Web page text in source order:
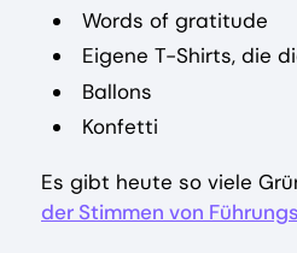
Words of gratitude
Eigene T-Shirts, die
Ballons
Konfetti
Es gibt heute so viele
der Stimmen von